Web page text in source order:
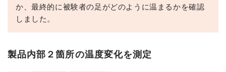
か、最終的に被験者の足がどのように温まるかを確認
しました。
製品内部２箇所の温度変化を測定